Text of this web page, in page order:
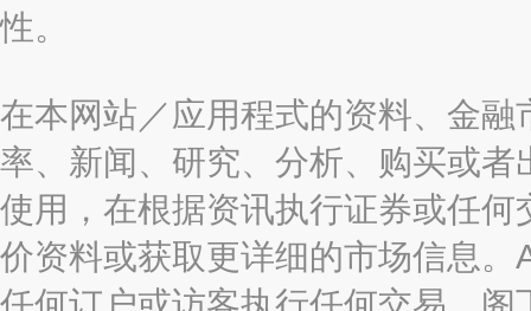
性。
在本网站／应用程式的资料、金
率、新闻、研究、分析、购买或
使用，在根据资讯执行证券或任
价资料或获取更详细的市场信息